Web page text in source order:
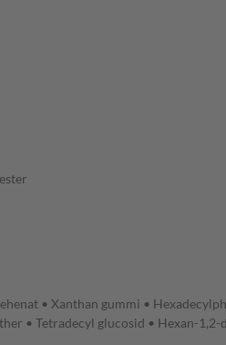
• Xanthan gummi •
• Tetradecyl glucosid • Hexan-